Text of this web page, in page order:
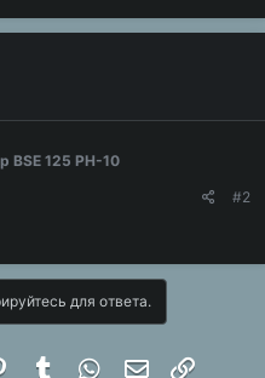
BSE 125 PH-10
#2
для ответа.
PinterestTumblr WhatsAppЭлектронная